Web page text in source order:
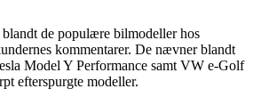
de populære bilmodeller hos
kommentarer. De nævner blandt
Model Y Performance samt VW e-Golf
efterspurgte modeller.